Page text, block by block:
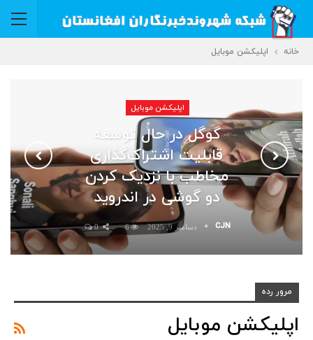
خانه اپلیکشن موبایل
اپلیکشن موبایل
گوگل در حال توسعه
قابلیت اشتراک‌گذاری
مخاطب با نزدیک کردن
دو گوشی در اندروید
CJN دسامبر 9, 2025 6
0
مرور رده
اپلیکشن موبایل